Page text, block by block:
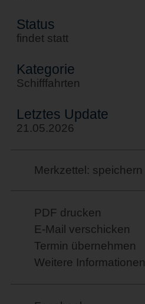
Status
findet statt
Kategorie
Schifffahrten
Letztes Update
21.05.2026
Merkzettel: speichern
PDF drucken
E-Mail verschicken
Termin übernehmen
Weitere Informationen